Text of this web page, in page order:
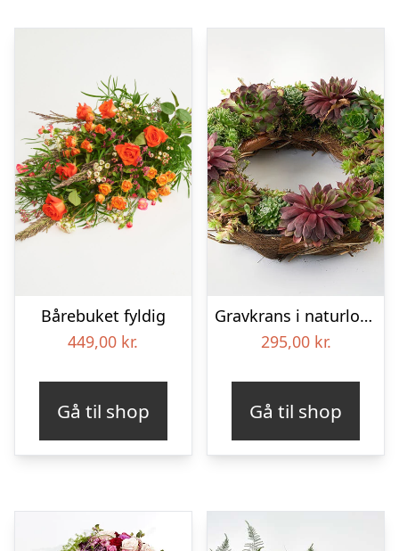
Bårebuket fyldig
449,00 kr.
Gå til shop
Gravkrans i naturlook – Blomster til begravelse
295,00 kr.
Gå til shop